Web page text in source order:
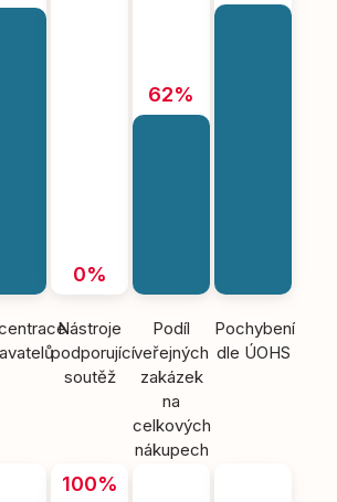
0%
Nástroje
podporující
soutěž
62%
Podíl
veřejných
zakázek
na
celkových
nákupech
Pochybení
dle ÚOHS
100%